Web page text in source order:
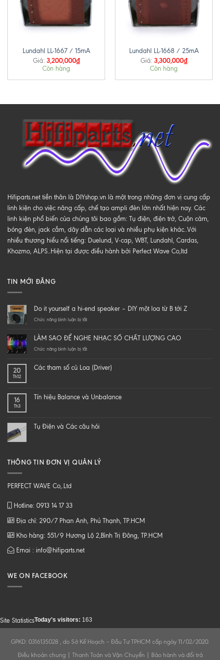
Lundahl LL-1667 / 15mA
Giá: 3,200,000₫
Còn hàng
Lundahl LL-1668 / 25mA
Giá: 3,300,000₫
Còn hàng
Hifiparts.net tiền thân là DIYshop.vn là một trong những đơn vị cung cấp
linh kiện cho việc nâng cấp, chế tạo ampli đèn lớn nhất hiện nay. Các
linh kiện phổ biến của chúng tôi bao gồm: Tụ điện, điện trở, Cuộn cảm,
bóng đèn, jack cắm, dây dẫn các loại và nhiều phụ kiện khác..Với
nhiều thương hiểu nổi tiếng: Duelund, V-cap, WBT, Lundahl, Cardas,
Khozmo, ALPS..Hiện tại được điều hành bởi Perfect Wave Co,ltd
TIN MỚI ĐĂNG
Do it yourself a hi-end speaker – DIY một loa từ B tới Z
Chức năng bình luận bị tắtở
yourself
a
speaker
loa
Z
LÀM SAO ĐỂ NGHE NHẠC SỐ CHẤT LƯỢNG CAO
Chức năng bình luận bị tắtở
ĐỂ
CHẤT
20
Th12
Các tham số củ Loa (Driver)
16
Th3
Tín hiệu Balance và Unbalance
Tụ Điện và Các câu hỏi
THÔNG TIN ĐƠN VỊ QUẢN LÝ
PERFECT WAVE Co,.Ltd
Hotline: 0913 14 17 33
Địa chỉ: 290/7 Phan Anh, Phú Thạnh, TP.HCM
Kho hàng: 551/9 Hương Lộ 2,Bình Trị Đông, TP.HCM
Emai : info@hifiparts.net
WE ON FACEBOOK
Site StatisticsToday's visitors: 163
GPKD: 0316135028 , do Sở Kế Hoạch – Đầu Tư TPHCM cấp ngày 11/02/2020.
Điều khoản chung| Thanh Toán và Vận Chuyển Bảo hành và đổi trả